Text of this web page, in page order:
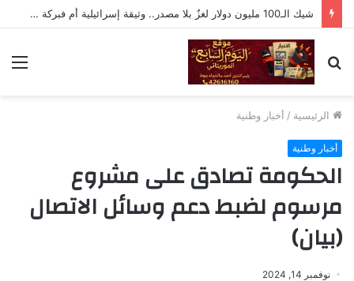
شيك الـ100 مليون دولار لغزٌ بلا مصدر.. وثيقة إسرائيلية أم فبركة رقمية؟
بحث
عن
الرئيسية / أخبار وطنية
أخبار وطنية
الحكومة تصادق على مشروع
مرسوم لضبط دعم وسائل الاتصال
(بيان)
نوفمبر 14, 2024